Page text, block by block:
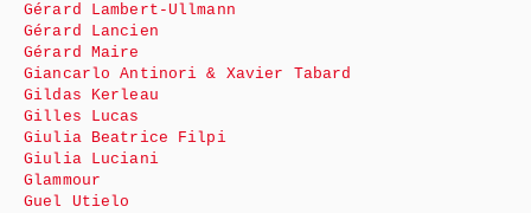
Gérard Lambert-Ullmann
Gérard Lancien
Gérard Maire
Giancarlo Antinori & Xavier Tabard
Gildas Kerleau
Gilles Lucas
Giulia Beatrice Filpi
Giulia Luciani
Glammour
Guel Utielo